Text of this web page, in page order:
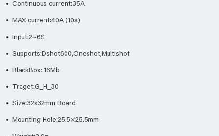
Continuous current:35A
MAX current:40A (10s)
Input:2~6S
Supports:Dshot600,Oneshot,Multishot
BlackBox: 16Mb
Traget:G_H_30
Size:32x32mm Board
Mounting Hole:25.5×25.5mm